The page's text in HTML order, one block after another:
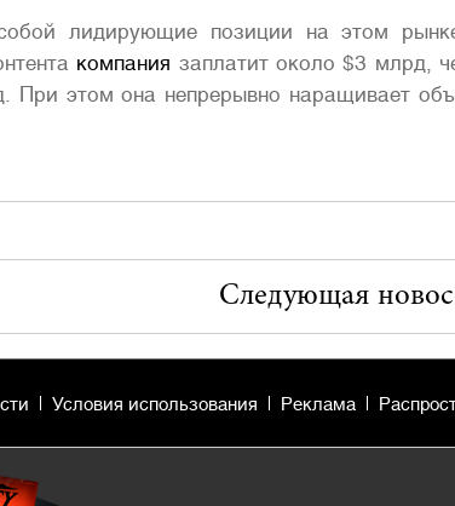
лидирующие позиции на этом
компания заплатит около $3 млрд,
этом она непрерывно наращивает
Следующая
Условия использования Реклама